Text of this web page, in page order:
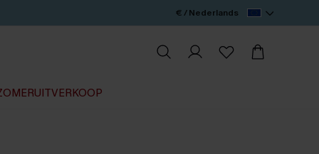
€ / Nederlands